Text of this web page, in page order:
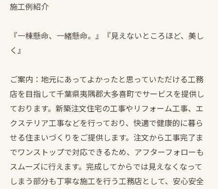
施工例紹介
『一棟懸命、一緒懸命。』『見えないところほど、美し
く』
ご案内：地元にあってよかったと思っていただける工務
店を目指して千葉県夷隅郡大多喜町でサービスを提供し
ております。新築注文住宅の工事やリフォーム工事、エ
クステリア工事などを行っており、快適で健康的に暮ら
せる住まいづくりをご提供します。注文から工事完了ま
でワンストップで対応できるため、アフターフォローも
スムーズに行えます。完成してからでは見えなくなって
しまう部分も丁寧な施工を行う工務店として、安心安全